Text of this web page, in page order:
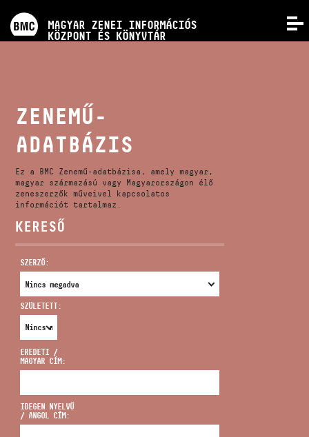
MAGYAR ZENEI INFORMÁCIÓS
KÖZPONT ÉS KÖNYVTÁR
KÉPZÉSEK
KIADVÁNYOK
RÓLUNK
VIDEÓ GALÉRIA
CÍM
ZENEMŰ-
ADATBÁZIS
Ez a BMC Zenemű-adatbázisa, amely magyar,
magyar származású vagy Magyarországon élő
zeneszerzők műveivel kapcsolatos
információt tartalmaz.
KERESŐ
SZERZŐ:
SZÜLETETT:
EREDETI /
MAGYAR CÍM:
IDEGEN NYELVŰ
/ ANGOL CÍM: